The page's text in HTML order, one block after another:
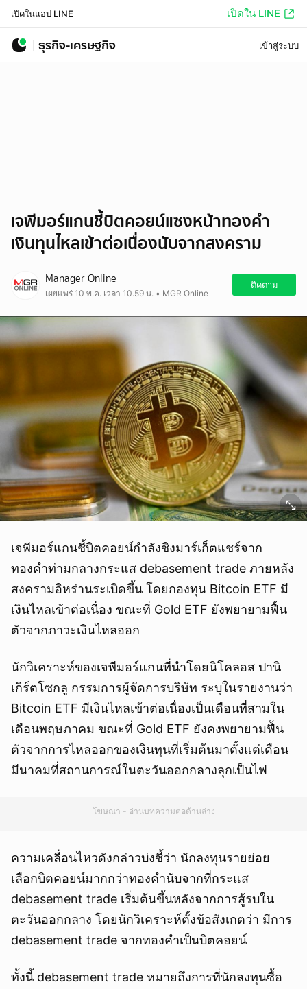
เปิดในแอป LINE เปิดใน LINE
ธุรกิจ-เศรษฐกิจ เข้าสู่ระบบ
เจพีมอร์แกนชี้บิตคอยน์แซงหน้าทองคำ
เงินทุนไหลเข้าต่อเนื่องนับจากสงคราม
Manager Online
เผยแพร่ 10 พ.ค. เวลา 10.59 น. • MGR Online
ติดตาม
เจพีมอร์แกนชี้บิตคอยน์กำลังชิงมาร์เก็ตแชร์จาก
ทองคำท่ามกลางกระแส debasement trade ภายหลัง
สงครามอิหร่านระเบิดขึ้น โดยกองทุน Bitcoin ETF มี
เงินไหลเข้าต่อเนื่อง ขณะที่ Gold ETF ยังพยายามฟื้น
ตัวจากภาวะเงินไหลออก
นักวิเคราะห์ของเจพีมอร์แกนที่นำโดยนิโคลอส ปานิ
เกิร์ตโซกลู กรรมการผู้จัดการบริษัท ระบุในรายงานว่า
Bitcoin ETF มีเงินไหลเข้าต่อเนื่องเป็นเดือนที่สามใน
เดือนพฤษภาคม ขณะที่ Gold ETF ยังคงพยายามฟื้น
ตัวจากการไหลออกของเงินทุนที่เริ่มต้นมาตั้งแต่เดือน
มีนาคมที่สถานการณ์ในตะวันออกกลางลุกเป็นไฟ
โฆษณา - อ่านบทความต่อด้านล่าง
ความเคลื่อนไหวดังกล่าวบ่งชี้ว่า นักลงทุนรายย่อย
เลือกบิตคอยน์มากกว่าทองคำนับจากที่กระแส
debasement trade เริ่มต้นขึ้นหลังจากการสู้รบใน
ตะวันออกกลาง โดยนักวิเคราะห์ตั้งข้อสังเกตว่า มีการ
debasement trade จากทองคำเป็นบิตคอยน์
ทั้งนี้ debasement trade หมายถึงการที่นักลงทุนซื้อ